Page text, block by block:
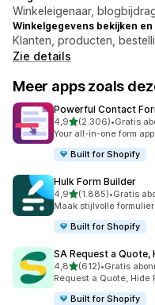
Winkeleigenaar,
Winkelgegevens bekijken
Klanten, producten,
Zie details
Meer apps zoals
Powerful Contact
4,9van 5 sterren
(2.306)
2306 recensies in
•Gratis
Your all-in-one form
Built for Shopify
Hulk Form Builder
4,9van 5 sterren
(1.885)
1885 recensies in
•Gratis
Maak stijlvolle
Built for Shopify
SA Request a Quote,
4,8van 5 sterren
(612)
612 recensies in totaal
•Gratis
Request a Quote, Hide
Built for Shopify